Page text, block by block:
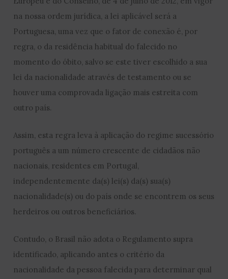
na nossa ordem jurídica, a lei aplicável será a
Portuguesa, uma vez que o fator de conexão é, por
regra, o da residência habitual do falecido no
momento do óbito, salvo se este tiver escolhido a sua
lei da nacionalidade através de testamento ou se
houver uma comprovada ligação mais estreita com
outro país.
Assim, esta regra leva à aplicação do regime sucessório
português a um número crescente de cidadãos não
nacionais, residentes em Portugal,
independentemente da(s) lei(s) da(s) sua(s)
nacionalidade(s) ou do país onde se encontrem os seus
herdeiros ou outros beneficiários.
Contudo, o Brasil não adota o Regulamento supra
identificado, aplicando antes o critério da
nacionalidade da pessoa falecida para determinar qual